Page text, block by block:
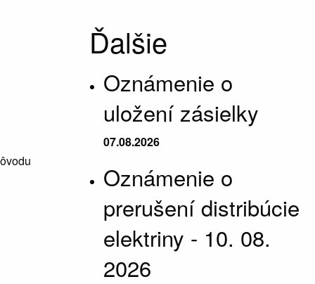
Ďalšie
Oznámenie o
uložení zásielky
07.08.2026
Oznámenie o
prerušení distribúcie
elektriny - 10. 08.
2026